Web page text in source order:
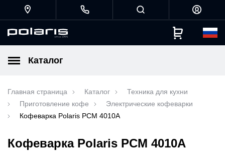
Каталог
Главная страница Каталог
Техника для кухни
Приготовление кофе
Электрические кофеварки
Кофеварка Polaris PCM 4010A
Кофеварка Polaris PCM 4010A